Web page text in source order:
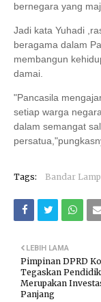
bernegara yang
Jadi kata Yuhadi
beragama dalam
membangun
damai.
"Pancasila
setiap warga
dalam semangat
Tags: Bandar
LEBIH LAMA
Pimpinan DPRD
Tegaskan
Merupakan
Panjang